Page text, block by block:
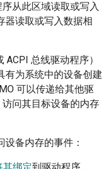
从此区域读取或写入
器读取或写入数据相
总线驱动程序）
有为系统中的设备创建
可以传递给其他驱
问其目标设备的内存
备内存的事件：